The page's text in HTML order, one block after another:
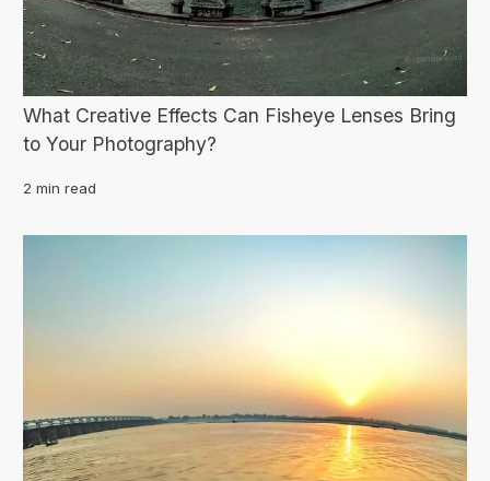
What Creative Effects Can Fisheye Lenses Bring
to Your Photography?
2 min read